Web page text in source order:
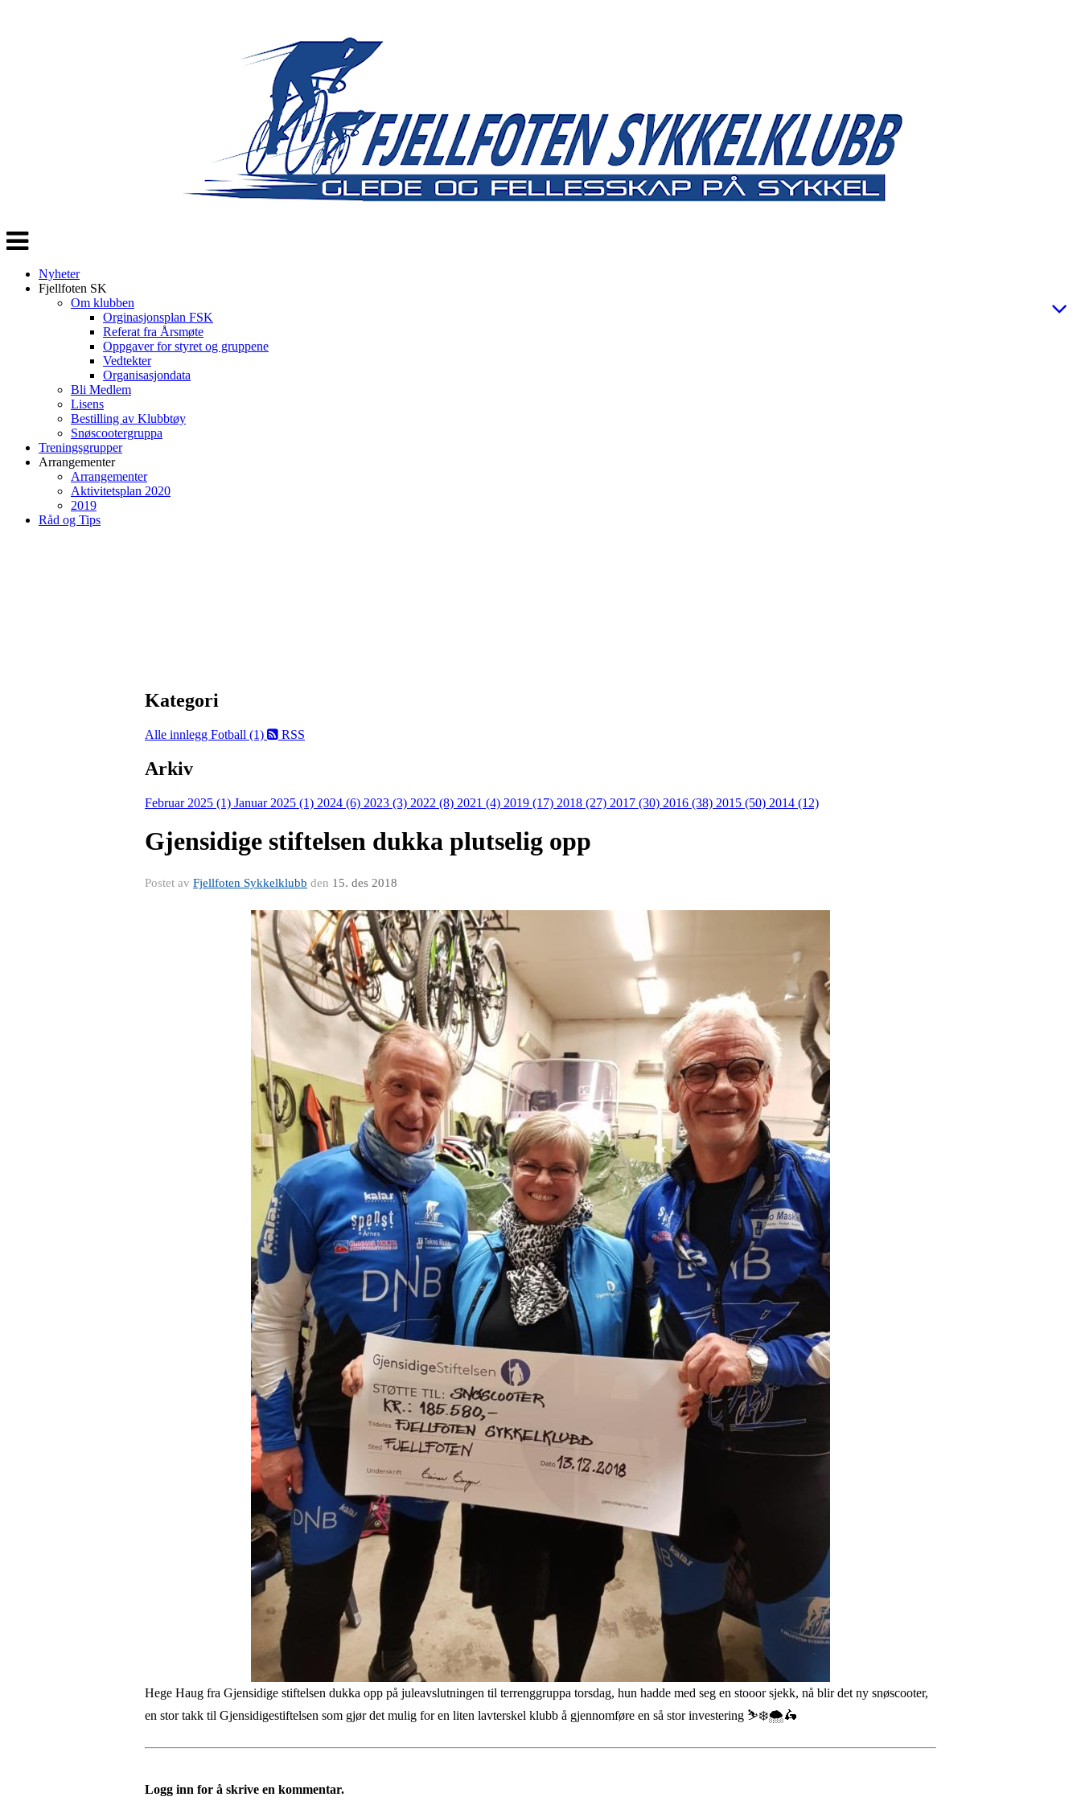
Veksle
navigasjon
Nyheter
Fjellfoten SK
Om klubben
Orginasjonsplan FSK
Referat fra Årsmøte
Oppgaver for styret og gruppene
Vedtekter
Organisasjondata
Bli Medlem
Lisens
Bestilling av Klubbtøy
Snøscootergruppa
Treningsgrupper
Arrangementer
Arrangementer
Aktivitetsplan 2020
2019
Råd og Tips
Kategori
Alle innlegg Fotball (1) RSS
Arkiv
Februar 2025 (1) Januar 2025 (1) 2024 (6) 2023 (3) 2022 (8) 2021 (4) 2019 (17) 2018 (27) 2017 (30) 2016 (38) 2015 (50) 2014 (12)
Gjensidige stiftelsen dukka plutselig opp
Postet av Fjellfoten Sykkelklubb den 15. des 2018
Hege Haug fra Gjensidige stiftelsen dukka opp på juleavslutningen til terrenggruppa torsdag, hun hadde med seg en stooor sjekk, nå blir det ny snøscooter,
en stor takk til Gjensidigestiftelsen som gjør det mulig for en liten lavterskel klubb å gjennomføre en så stor investering ⛷❄️🌨🛵
Logg inn for å skrive en kommentar.